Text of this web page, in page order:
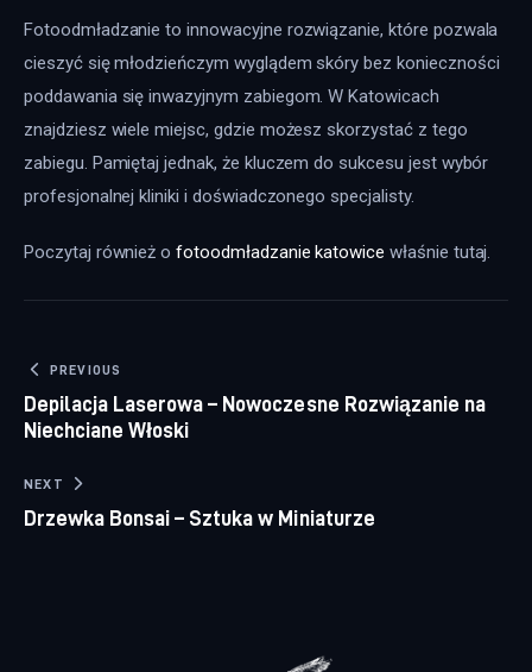
Fotoodmładzanie to innowacyjne rozwiązanie, które pozwala
cieszyć się młodzieńczym wyglądem skóry bez konieczności
poddawania się inwazyjnym zabiegom. W Katowicach
znajdziesz wiele miejsc, gdzie możesz skorzystać z tego
zabiegu. Pamiętaj jednak, że kluczem do sukcesu jest wybór
profesjonalnej kliniki i doświadczonego specjalisty.
Poczytaj również o fotoodmładzanie katowice właśnie tutaj.
Nawigacja wpisu
PREVIOUS
Depilacja Laserowa – Nowoczesne Rozwiązanie na
Niechciane Włoski
NEXT
Drzewka Bonsai – Sztuka w Miniaturze